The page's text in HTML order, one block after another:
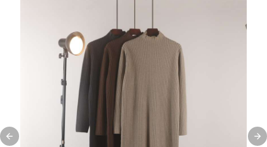
Previous slide